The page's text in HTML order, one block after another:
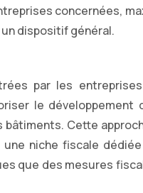
concernées,
dispositif général.
par les
le développement
Cette
niche fiscale
que des mesures